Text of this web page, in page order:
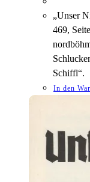
„Unser
469,
Schiffl“.
In den